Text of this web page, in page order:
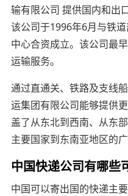
输有限公司 提供国内和出
该公司于1996年6月与铁
中心合资成立。该公司最
运输服务。
通过直通关、铁路及支线
运集团有限公司能够提供
盖了从东北到西南、从东
主要国家到东南亚地区的广
中国快递公司有哪些
中国可以寄出国的快递主